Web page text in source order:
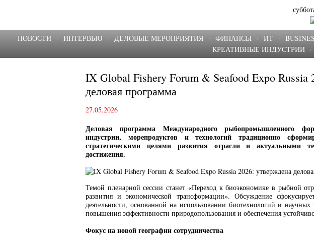
НОВОСТИ · ИНТЕРВЬЮ · ДЕЛОВЫЕ МЕРОПРИЯТИЯ · ФИНАНСЫ · ИТ ·
КРЕАТИВНЫЕ ИНДУСТРИИ
·
IX Global Fishery Forum & Seafood Expo Russia
деловая программа
27.05.2026
Деловая программа Международного рыбопромышленного
индустрии, морепродуктов и технологий традиционно
стратегическими целями развития отрасли и актуальными
достижения.
Темой пленарной сессии станет «Переход к биоэкономике в рыбной
развития и экономической трансформации». Обсуждение
деятельности, основанной на использовании биотехнологий и
повышения эффективности природопользования и обеспечения
Фокус на новой географии сотрудничества